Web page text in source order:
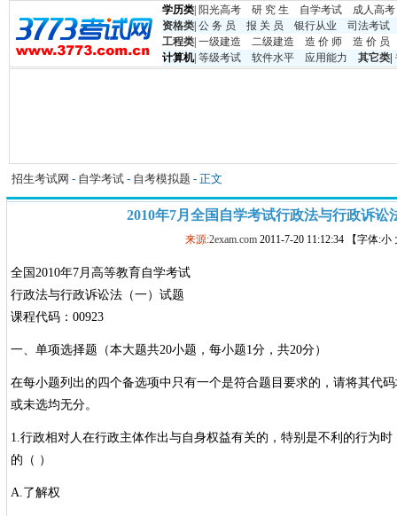
学历类 阳光高考 研 究 生 自学考试
成人高考
资格类 公 务 员 报 关 员 银行从业
司法考试
工程类 一级建造 二级建造 造 价 师
造 价 员
计算机| 等级考试 软件水平 应用能力 其它类
招生考试网 - 自学考试 - 自考模拟题 - 正文
2010年7月全国自学考试行政法与行政诉讼
来源:2exam.com 2011-7-20 11:12:34 【字体:小
全国2010年7月高等教育自学考试
行政法与行政诉讼法（一）试题
课程代码：00923
一、单项选择题（本大题共20小题，每小题1分，共20分）
在每小题列出的四个备选项中只有一个是符合题目要求的，请将其代
或未选均无分。
1.行政相对人在行政主体作出与自身权益有关的，特别是不利的行为
的（ ）
A.了解权